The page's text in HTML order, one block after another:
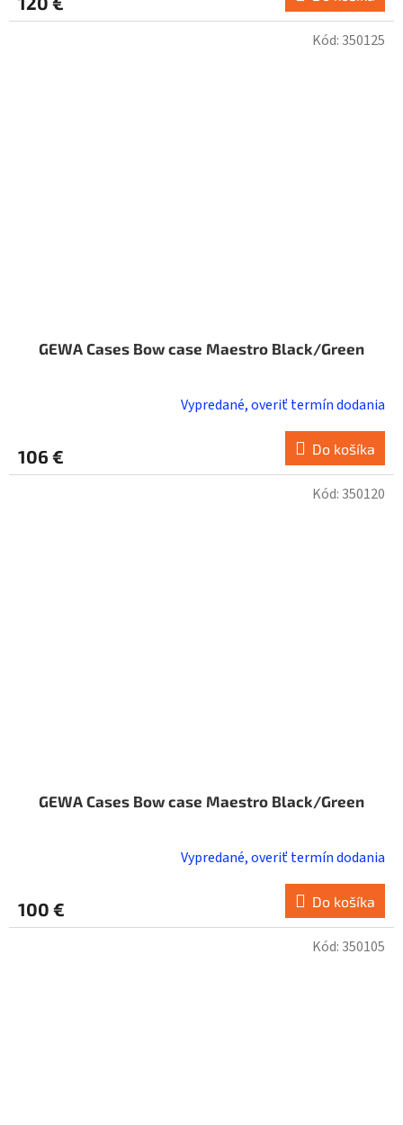
GEWA Cases Bow case Maestro Black/Green
Vypredané, overiť termín dodania
106 € Do košíka
Kód: 350125
GEWA Cases Bow case Maestro Black/Green
Vypredané, overiť termín dodania
100 € Do košíka
Kód: 350120
Kód: 350105